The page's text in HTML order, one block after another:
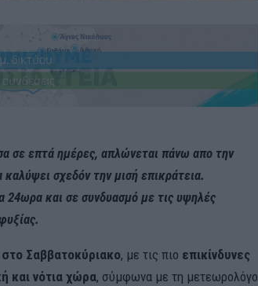
σε επτά ημέρες, απλώνεται πάνω απο την
σχεδόν την μισή επικράτεια.
24ωρα και σε συνδυασμό με τις υψηλές
Σαββατοκύριακο, με τις πιο επικίνδυνες
και νότια χώρα, σύμφωνα με τη μετεωρολόγο